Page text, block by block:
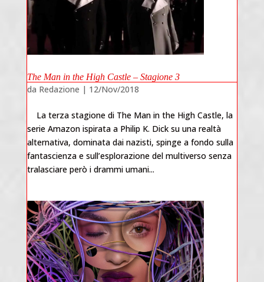
The Man in the High Castle – Stagione 3
da Redazione | 12/Nov/2018
La terza stagione di The Man in the High Castle, la
serie Amazon ispirata a Philip K. Dick su una realtà
alternativa, dominata dai nazisti, spinge a fondo sulla
fantascienza e sull’esplorazione del multiverso senza
tralasciare però i drammi umani...